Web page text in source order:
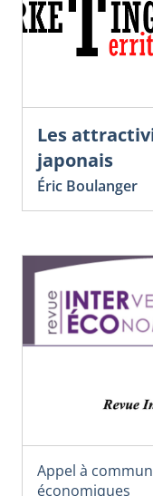
Les
japonais
Éric Boulanger
Appel à
économiques